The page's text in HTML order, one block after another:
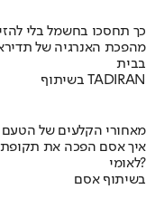
כך תחסכו בחשמל בלי
מהפכת האנרגיה של
בבית
בשיתוף TADIRAN
מאחורי הקלעים של הטעם
לאומי?
בשיתוף אסם